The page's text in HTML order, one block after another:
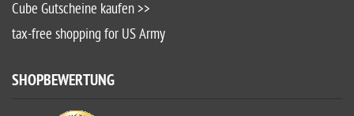
Cube Gutscheine kaufen >>
tax-free shopping for US Army
SHOPBEWERTUNG